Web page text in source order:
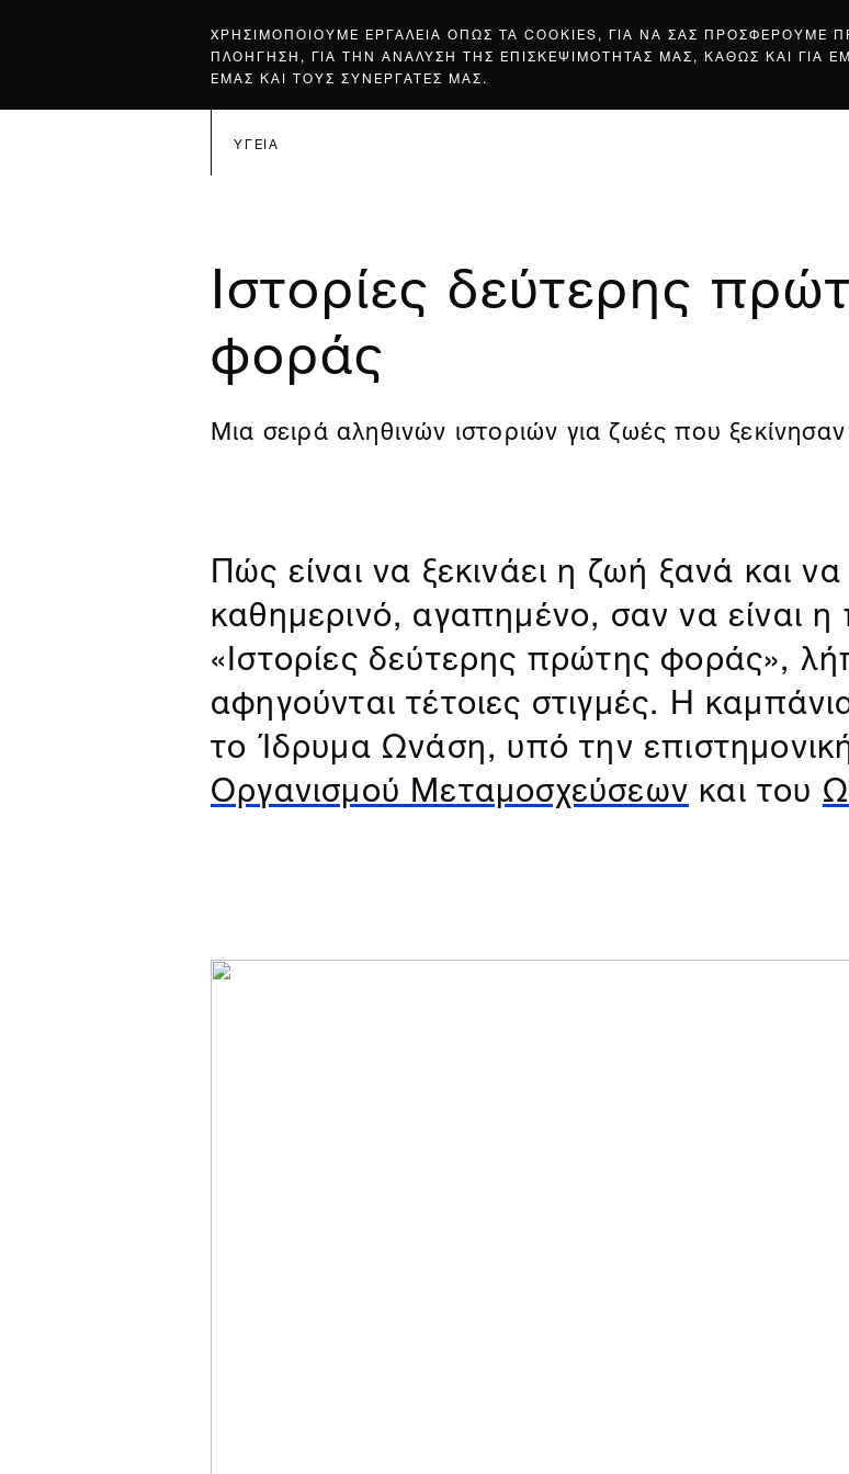
ΧΡΗΣΙΜΟΠΟΙΟΥΜΕ ΕΡΓΑΛΕΙΑ ΟΠΩΣ ΤΑ COOKIES, ΓΙΑ ΝΑ ΣΑΣ ΠΡΟΣΦΕΡΟΥΜΕ
ΠΛΟΗΓΗΣΗ, ΓΙΑ ΤΗΝ ΑΝΑΛΥΣΗ ΤΗΣ ΕΠΙΣΚΕΨΙΜΟΤΗΤΑΣ ΜΑΣ, ΚΑΘΩΣ ΚΑΙ ΓΙΑ
ΕΜΑΣ ΚΑΙ ΤΟΥΣ ΣΥΝΕΡΓΑΤΕΣ ΜΑΣ.
ΥΓΕΙΑ
Ιστορίες δεύτερης
φοράς
Μια σειρά αληθινών ιστοριών για ζωές που
Πώς είναι να ξεκινάει η ζωή ξανά και
καθημερινό, αγαπημένο, σαν να είναι
«Ιστορίες δεύτερης πρώτης φοράς»,
αφηγούνται τέτοιες στιγμές. Η
το Ίδρυμα Ωνάση, υπό την
Οργανισμού Μεταμοσχεύσεων και του